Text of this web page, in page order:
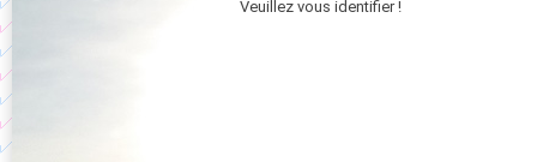
Veuillez vous identifier !